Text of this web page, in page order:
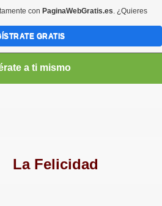
a ti mismo
con PaginaWebGratis.es. ¿Quieres
GRATIS